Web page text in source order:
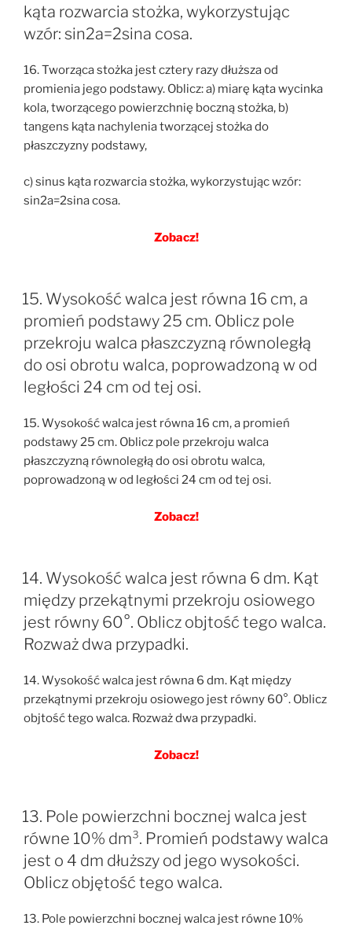
kąta rozwarcia stożka, wykorzystując
wzór: sin2a=2sina cosa.
16. Tworząca stożka jest cztery razy dłuższa od
promienia jego podstawy. Oblicz: a) miarę kąta wycinka
kola, tworzącego powierzchnię boczną stożka, b)
tangens kąta nachylenia tworzącej stożka do
płaszczyzny podstawy,
c) sinus kąta rozwarcia stożka, wykorzystując wzór:
sin2a=2sina cosa.
Zobacz!
15. Wysokość walca jest równa 16 cm, a
promień podstawy 25 cm. Oblicz pole
przekroju walca płaszczyzną równoległą
do osi obrotu walca, poprowadzoną w od
ległości 24 cm od tej osi.
15. Wysokość walca jest równa 16 cm, a promień
podstawy 25 cm. Oblicz pole przekroju walca
płaszczyzną równoległą do osi obrotu walca,
poprowadzoną w od ległości 24 cm od tej osi.
Zobacz!
14. Wysokość walca jest równa 6 dm. Kąt
między przekątnymi przekroju osiowego
jest równy 60°. Oblicz objtość tego walca.
Rozważ dwa przypadki.
14. Wysokość walca jest równa 6 dm. Kąt między
przekątnymi przekroju osiowego jest równy 60°. Oblicz
objtość tego walca. Rozważ dwa przypadki.
Zobacz!
13. Pole powierzchni bocznej walca jest
równe 10% dm³. Promień podstawy walca
jest o 4 dm dłuższy od jego wysokości.
Oblicz objętość tego walca.
13. Pole powierzchni bocznej walca jest równe 10%